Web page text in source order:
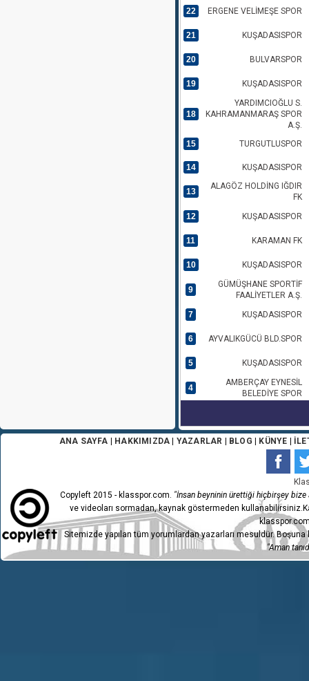
22 ERGENE VELİMEŞE SPOR
21 KUŞADASISPOR
20 BULVARSPOR
19 KUŞADASISPOR
18
YARDIMCIOĞLU S.
KAHRAMANMARAŞ SPOR
A.Ş.
15
TURGUTLUSPOR
14 KUŞADASISPOR
13
ALAGÖZ HOLDİNG IĞDIR
FK
12
KUŞADASISPOR
11 KARAMAN FK
10 KUŞADASISPOR
9
GÜMÜŞHANE SPORTİF
FAALİYETLER A.Ş.
7
KUŞADASISPOR
6 AYVALIKGÜCÜ BLD.SPOR
5 KUŞADASISPOR
4
AMBERÇAY EYNESİL
BELEDİYE SPOR
ANA SAYFA HAKKIMIZDA YAZARLAR BLOG KÜNYE
Copyleft 2015 - klasspor.com. "İnsan beyninin ürettiği hiçbirşey bize
ve videoları sormadan, kaynak göstermeden
Sitemizde yapılan tüm yorumlardan yazarları mesuldür.
"Aman